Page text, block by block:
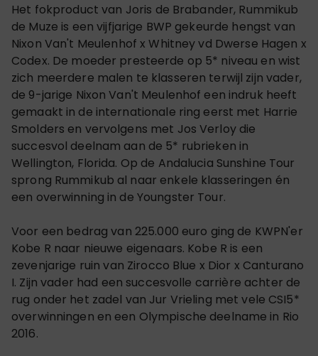
Het fokproduct van Joris de Brabander, Rummikub
de Muze is een vijfjarige BWP gekeurde hengst van
Nixon Van't Meulenhof x Whitney vd Dwerse Hagen x
Codex. De moeder presteerde op 5* niveau en wist
zich meerdere malen te klasseren terwijl zijn vader,
de 9-jarige Nixon Van't Meulenhof een indruk heeft
gemaakt in de internationale ring eerst met Harrie
Smolders en vervolgens met Jos Verloy die
succesvol deelnam aan de 5* rubrieken in
Wellington, Florida. Op de Andalucia Sunshine Tour
sprong Rummikub al naar enkele klasseringen én
een overwinning in de Youngster Tour.
Voor een bedrag van 225.000 euro ging de KWPN'er
Kobe R naar nieuwe eigenaars. Kobe R is een
zevenjarige ruin van Zirocco Blue x Dior x Canturano
I. Zijn vader had een succesvolle carrière achter de
rug onder het zadel van Jur Vrieling met vele CSI5*
overwinningen en een Olympische deelname in Rio
2016.